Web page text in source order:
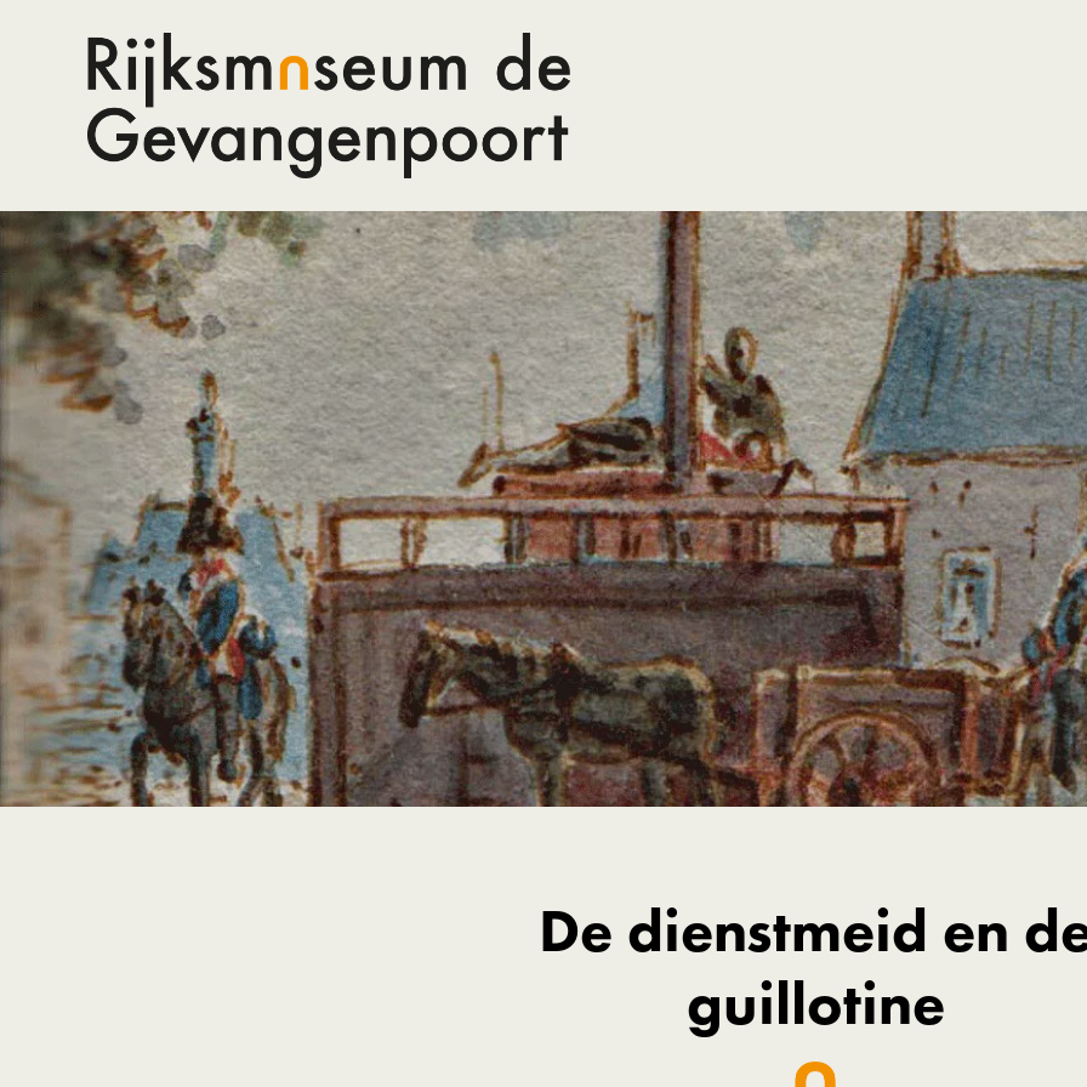
De dienstmeid en
guillotine